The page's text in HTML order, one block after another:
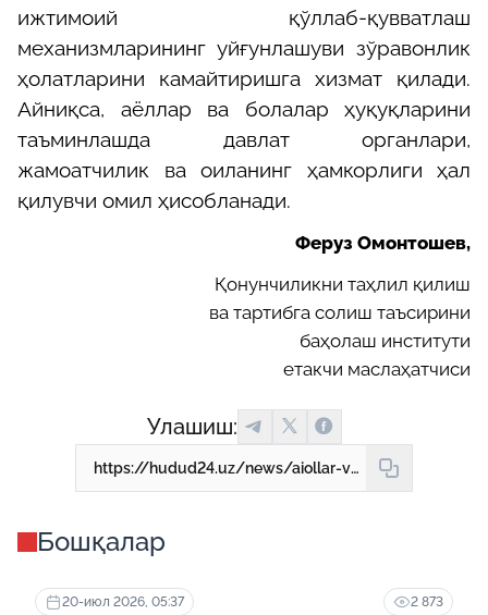
ижтимоий қўллаб-қувватлаш
механизмларининг уйғунлашуви зўравонлик
ҳолатларини камайтиришга хизмат қилади.
Айниқса, аёллар ва болалар ҳуқуқларини
таъминлашда давлат органлари,
жамоатчилик ва оиланинг ҳамкорлиги ҳал
қилувчи омил ҳисобланади.
Феруз Омонтошев,
Қонунчиликни таҳлил қилиш
ва тартибга солиш таъсирини
баҳолаш институти
етакчи маслаҳатчиси
Улашиш:
https://hudud24.uz/news/aiollar-va-bolalarni-zuravonlikdan-khimoia-kilish-mukhim-zhikhatlari
Бошқалар
20-июл 2026, 05:37 2 873